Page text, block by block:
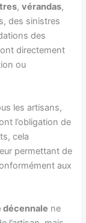
,vérandas,
des sinistres
des
directement
ou
les artisans,
l’obligation de
cela
permettant de
aux
décennale ne